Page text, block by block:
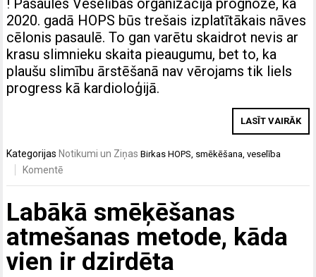
! Pasaules Veselības organizācija prognozē, ka
2020. gadā HOPS būs trešais izplatītākais nāves
cēlonis pasaulē. To gan varētu skaidrot nevis ar
krasu slimnieku skaita pieaugumu, bet to, ka
plaušu slimību ārstēšanā nav vērojams tik liels
progress kā kardioloģijā.
LASĪT VAIRĀK
Kategorijas Notikumi un Ziņas BirkasHOPS, smēkēšana,veselība
Komentē
Labākā smēķēšanas
atmešanas metode, kāda
vien ir dzirdēta